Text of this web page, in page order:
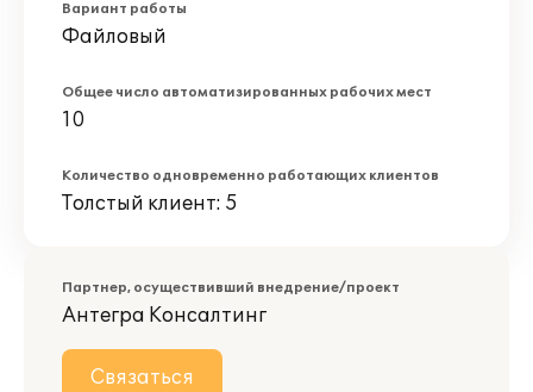
Вариант работы
Файловый
Общее число автоматизированных рабочих мест
10
Количество одновременно работающих клиентов
Толстый клиент: 5
Партнер, осуществивший внедрение/проект
Антегра Консалтинг
Связаться